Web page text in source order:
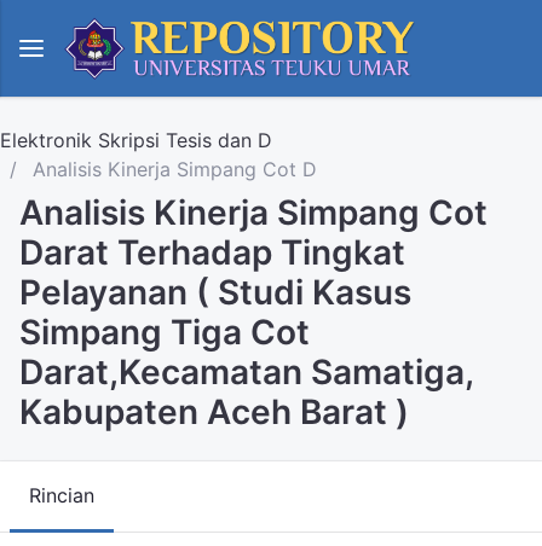
Elektronik Skripsi Tesis dan D
Analisis Kinerja Simpang Cot D
Analisis Kinerja Simpang Cot
Darat Terhadap Tingkat
Pelayanan ( Studi Kasus
Simpang Tiga Cot
Darat,Kecamatan Samatiga,
Kabupaten Aceh Barat )
Rincian